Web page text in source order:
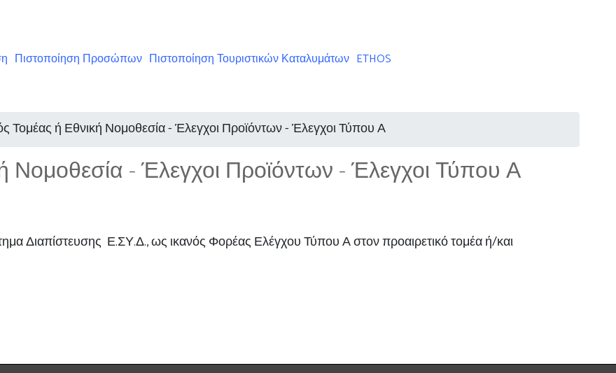
Πιστοποίηση Προσώπων Πιστοποίηση Τουριστικών Καταλυμάτων ETHOS
Τομέας ή Εθνική Νομοθεσία - Έλεγχοι Προϊόντων - Έλεγχοι Τύπου Α
Νομοθεσία - Έλεγχοι Προϊόντων - Έλεγχοι Τύπου Α
Διαπίστευσης Ε.ΣΥ.Δ., ως ικανός Φορέας Ελέγχου Τύπου Α στον προαιρετικό τομέα ή/και